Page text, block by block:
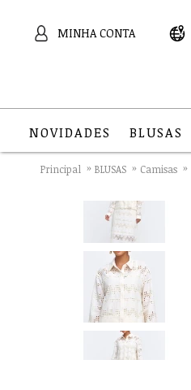
MINHA CONTA
NOVIDADES BLUSAS
Principal BLUSAS Camisas